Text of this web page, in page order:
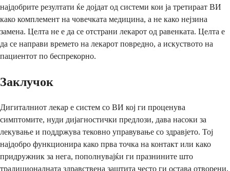
најдобрите резултати ќе дојдат од системи кои ја третираат ВИ
како комплемент на човечката медицина, а не како нејзина
замена. Целта не е да се отстрани лекарот од равенката. Целта е
да се направи времето на лекарот повредно, а искуството на
пациентот по беспрекорно.
Заклучок
Дигиталниот лекар е систем со ВИ кој ги проценува
симптомите, нуди дијагностички предлози, дава насоки за
лекување и поддржува тековно управување со здравјето. Тој
најдобро функционира како прва точка на контакт или како
придружник за нега, пополнувајќи ги празнините што
традиционалната здравствена заштита често ги остава отворени,